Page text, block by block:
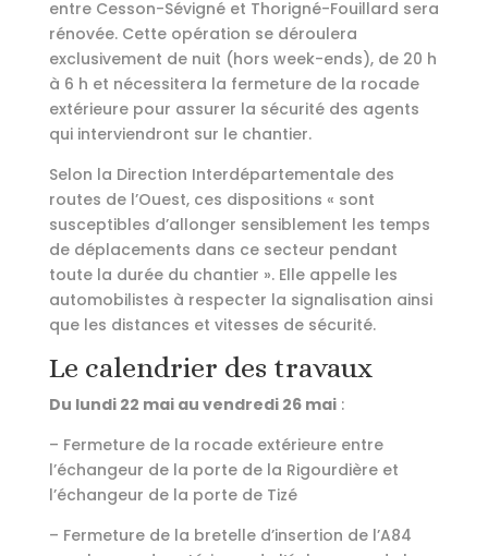
entre Cesson-Sévigné et Thorigné-Fouillard sera
rénovée. Cette opération se déroulera
exclusivement de nuit (hors week-ends), de 20 h
à 6 h et nécessitera la fermeture de la rocade
extérieure pour assurer la sécurité des agents
qui interviendront sur le chantier.
Selon la Direction Interdépartementale des
routes de l’Ouest, ces dispositions « sont
susceptibles d’allonger sensiblement les temps
de déplacements dans ce secteur pendant
toute la durée du chantier ». Elle appelle les
automobilistes à respecter la signalisation ainsi
que les distances et vitesses de sécurité.
Le calendrier des travaux
Du lundi 22 mai au vendredi 26 mai:
– Fermeture de la rocade extérieure entre
l’échangeur de la porte de la Rigourdière et
l’échangeur de la porte de Tizé
– Fermeture de la bretelle d’insertion de l’A84